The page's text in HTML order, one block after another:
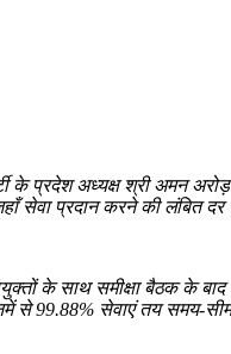
के प्रदेश अध्यक्ष श्री अमन
सेवा प्रदान करने की लंबित
के साथ समीक्षा
से 99.88% सेवाएं तय समय-